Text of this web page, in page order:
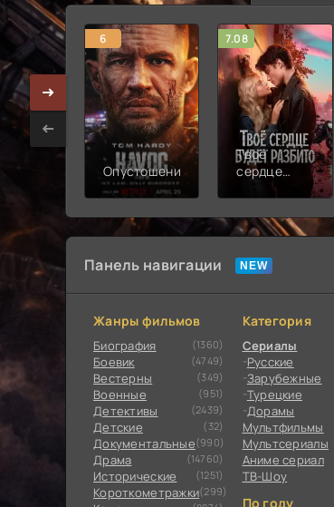
6
Опустошение
7.08
Твоё
сердце
Панель навигации
Жанры фильмов
Биография (1360)
Боевик (4749)
Вестерны (349)
Военные (951)
Детективы (2439)
Детские (32)
Документальные(990)
Драма (14760)
Исторические (1251)
Короткометражки(299)
Категория
Сериалы
Русские
Зарубежные
Турецкие
Дорамы
Мультфильмы
Мультсериалы
Аниме сериал
ТВ-Шоу
По году